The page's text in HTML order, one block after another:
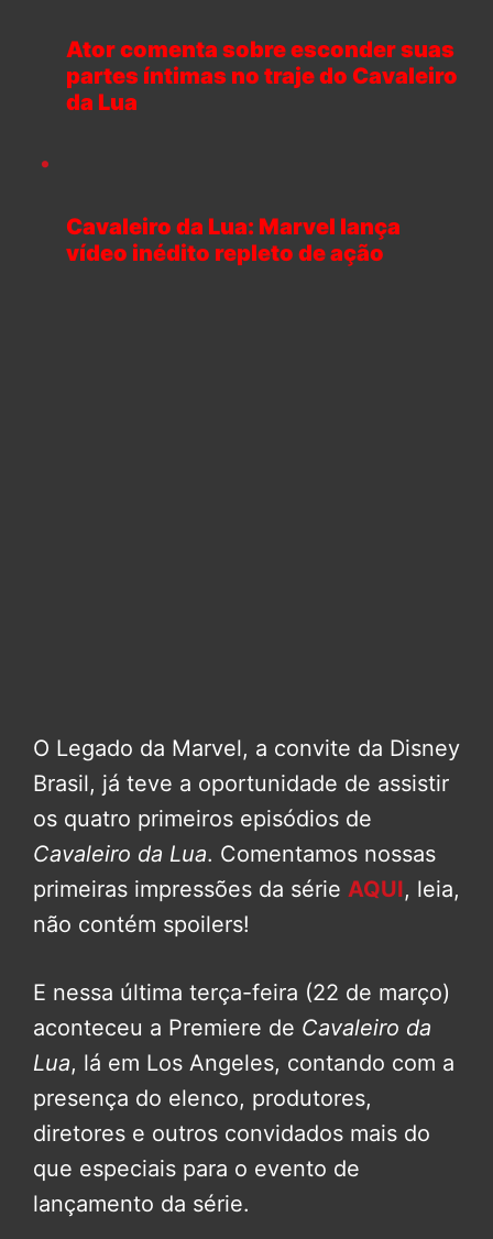
Ator comenta sobre esconder suas
partes íntimas no traje do Cavaleiro
da Lua
Cavaleiro da Lua: Marvel lança
vídeo inédito repleto de ação
O Legado da Marvel, a convite da Disney
Brasil, já teve a oportunidade de assistir
os quatro primeiros episódios de
Cavaleiro da Lua. Comentamos nossas
primeiras impressões da série AQUI, leia,
não contém spoilers!
E nessa última terça-feira (22 de março)
aconteceu a Premiere de Cavaleiro da
Lua, lá em Los Angeles, contando com a
presença do elenco, produtores,
diretores e outros convidados mais do
que especiais para o evento de
lançamento da série.